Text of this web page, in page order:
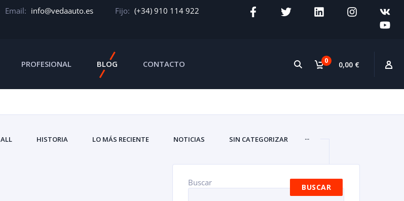
Email: info@vedaauto.es Fijo: (+34) 910 114 922
0 0,00 €
PROFESIONAL BLOG CONTACTO
ALL HISTORIA LO MÁS RECIENTE NOTICIAS SIN CATEGORIZAR ...
Buscar BUSCAR